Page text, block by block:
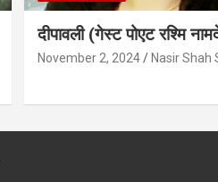
दीपावली (गेस्ट पोएट रश्मि
November 2, 2024 Nasir Shah